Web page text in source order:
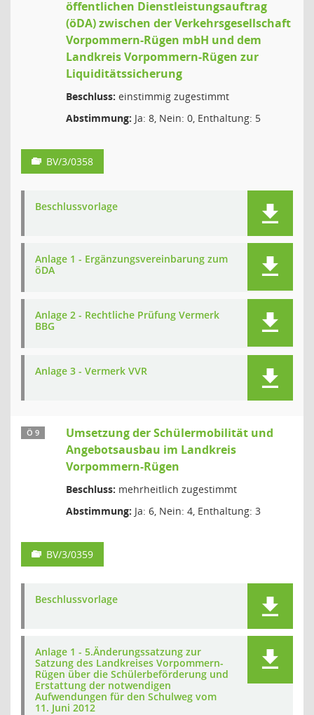
öffentlichen Dienstleistungsauftrag
(öDA) zwischen der Verkehrsgesellschaft
Vorpommern-Rügen mbH und dem
Landkreis Vorpommern-Rügen zur
Liquiditätssicherung
Beschluss: einstimmig zugestimmt
Abstimmung: Ja: 8, Nein: 0, Enthaltung: 5
BV/3/0358
Beschlussvorlage
Anlage 1 - Ergänzungsvereinbarung zum
öDA
Anlage 2 - Rechtliche Prüfung Vermerk
BBG
Anlage 3 - Vermerk VVR
Ö 9
Umsetzung der Schülermobilität und
Angebotsausbau im Landkreis
Vorpommern-Rügen
Beschluss: mehrheitlich zugestimmt
Abstimmung: Ja: 6, Nein: 4, Enthaltung: 3
BV/3/0359
Beschlussvorlage
Anlage 1 - 5.Änderungssatzung zur
Satzung des Landkreises Vorpommern-
Rügen über die Schülerbeförderung und
Erstattung der notwendigen
Aufwendungen für den Schulweg vom
11. Juni 2012